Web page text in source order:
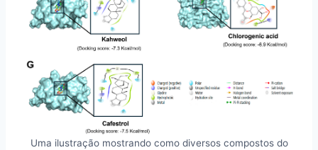
Uma ilustração mostrando como diversos compostos do